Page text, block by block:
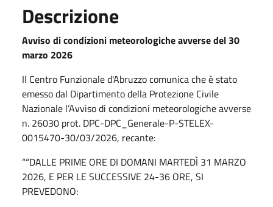
Descrizione
Avviso di condizioni meteorologiche avverse del 30
marzo 2026
Il Centro Funzionale d'Abruzzo comunica che è stato
emesso dal Dipartimento della Protezione Civile
Nazionale l’Avviso di condizioni meteorologiche avverse
n. 26030 prot. DPC-DPC_Generale-P-STELEX-
0015470-30/03/2026, recante:
““DALLE PRIME ORE DI DOMANI MARTEDÌ 31 MARZO
2026, E PER LE SUCCESSIVE 24-36 ORE, SI
PREVEDONO: